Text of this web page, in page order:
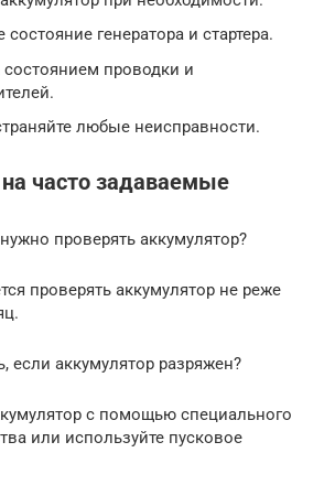
состояние генератора и стартера.
состоянием проводки и
любые неисправности.
часто задаваемые
проверять аккумулятор?
проверять аккумулятор не реже
если аккумулятор разряжен?
с помощью специального
или используйте пусковое